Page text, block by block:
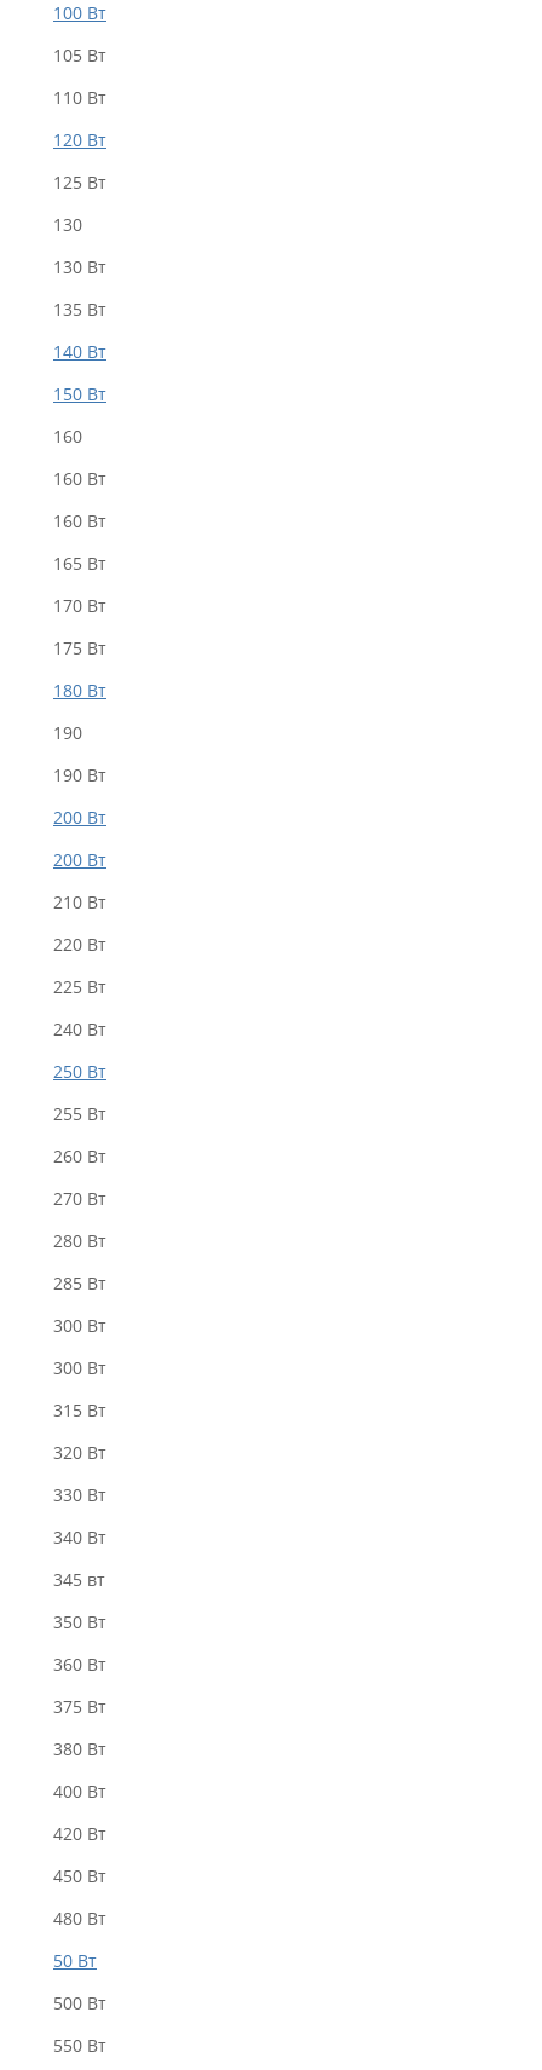
100 Вт
105 Вт
110 Вт
120 Вт
125 Вт
130
130 Вт
135 Вт
140 Вт
150 Вт
160
160 Bт
160 Вт
165 Вт
170 Вт
175 Вт
180 Вт
190
190 Вт
200 Bт
200 Вт
210 Вт
220 Bт
225 Вт
240 Вт
250 Вт
255 Вт
260 Вт
270 Вт
280 Bт
285 Вт
300 Bт
300 Вт
315 Вт
320 Вт
330 Вт
340 Bт
345 вт
350 Вт
360 Вт
375 Вт
380 Вт
400 Вт
420 Вт
450 Вт
480 Вт
50 Вт
500 Вт
550 Вт